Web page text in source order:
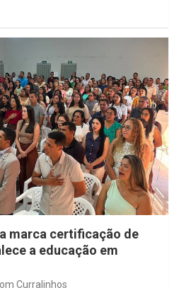
marca certificação de
a educação em
Curralinhos